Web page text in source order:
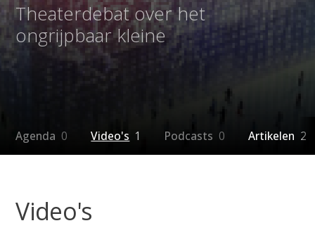
Theaterdebat over het
ongrijpbaar kleine
Agenda 0 Video's 1 Podcasts 0 Artikelen 2
Video's